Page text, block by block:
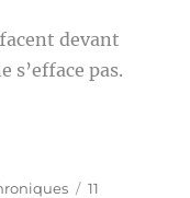
devant
s’efface pas.
Étiquettes
11